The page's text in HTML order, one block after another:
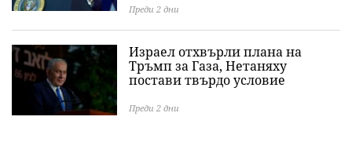
Преди 2 дни
Израел отхвърли плана на
Тръмп за Газа, Нетаняху
постави твърдо условие
Преди 2 дни